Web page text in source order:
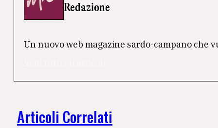
Redazione
Un nuovo web magazine sardo-campano che
Articoli Correlati